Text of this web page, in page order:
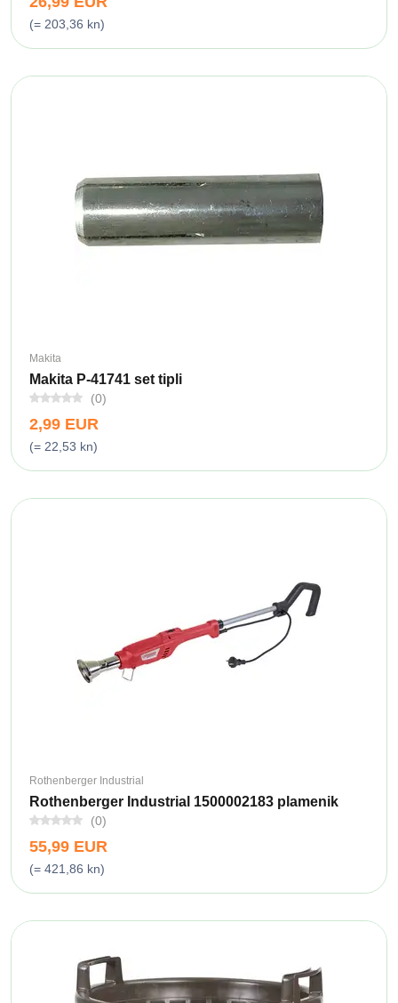
(= 203,36 kn)
Makita
Makita P-41741 set tipli
(0)
2,99 EUR
(= 22,53 kn)
Rothenberger Industrial
Rothenberger Industrial 1500002183 plamenik
(0)
55,99 EUR
(= 421,86 kn)